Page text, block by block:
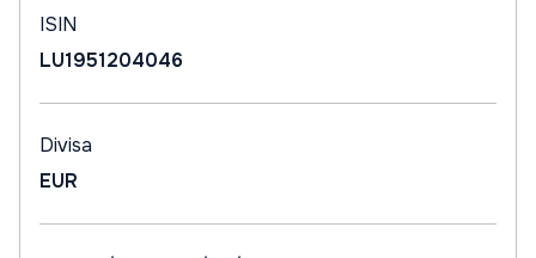
ISIN
LU1951204046
Divisa
EUR